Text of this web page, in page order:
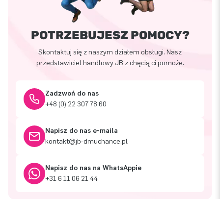
POTRZEBUJESZ POMOCY?
Skontaktuj się z naszym działem obsługi. Nasz
przedstawiciel handlowy JB z chęcią ci pomoże.
Zadzwoń do nas
+48 (0) 22 307 78 60
Napisz do nas e-maila
kontakt@jb-dmuchance.pl
Napisz do nas na WhatsAppie
+31 6 11 06 21 44